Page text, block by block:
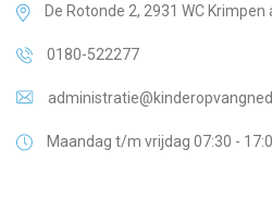
De Rotonde 2, 2931 WC Krimpen
0180-522277
Maandag t/m vrijdag 07:30 -